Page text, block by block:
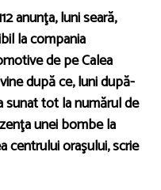
anunţa, luni seară,
la compania
de pe Calea
după ce, luni după-
sunat tot la numărul de
unei bombe la
centrului oraşului, scrie